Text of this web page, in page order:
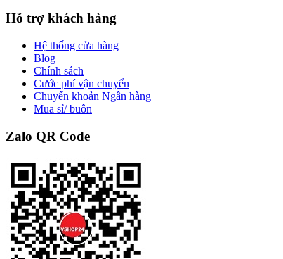
Hỗ trợ khách hàng
Hệ thống cửa hàng
Blog
Chính sách
Cước phí vận chuyển
Chuyển khoản Ngân hàng
Mua sỉ/ buôn
Zalo QR Code